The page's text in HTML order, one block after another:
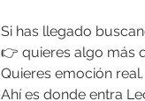
Si has llegado
👉 quieres algo más
Quieres emoción
Ahí es donde entra